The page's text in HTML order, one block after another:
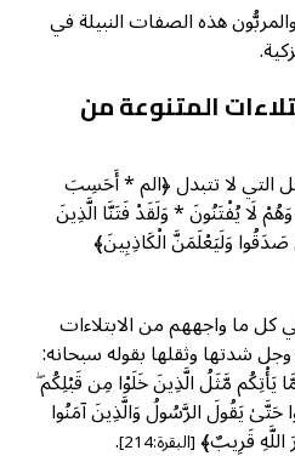
هذه الصفات النبيلة في
المتنوعة من
التي لا تتبدل ﴿الم * أَحَسِبَ
لَا يُفْتَنُونَ * وَلَقَدْ فَتَنَّا الَّذِينَ
وَلَيَعْلَمَنَّ الْكَاذِبِينَ﴾
كل ما واجههم من الابتلاءات
شدتها وثقلها بقوله سبحانه:
يَأْتِكُم مَّثَلُ الَّذِينَ خَلَوْا مِن قَبْلِكُم
حَتَّىٰ يَقُولَ الرَّسُولُ وَالَّذِينَ آمَنُوا
قَرِيبٌ﴾[البقرة:214]
.